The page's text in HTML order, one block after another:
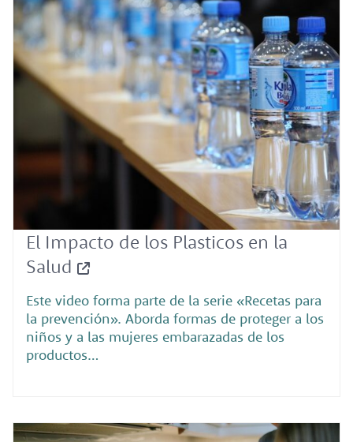
El Impacto de los Plasticos en la
Salud
Este video forma parte de la serie «Recetas para
la prevención». Aborda formas de proteger a los
niños y a las mujeres embarazadas de los
productos…